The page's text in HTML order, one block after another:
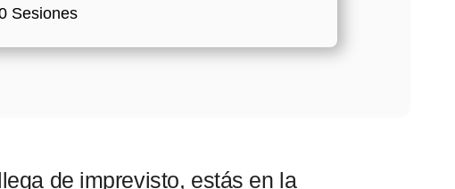
Sesiones
de imprevisto, estás en la